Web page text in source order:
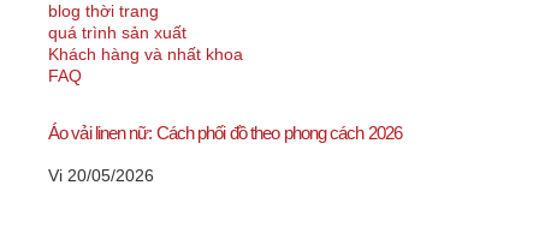
blog thời trang
quá trình sản xuất
Khách hàng và nhất khoa
FAQ
Áo vải linen nữ: Cách phối đồ theo phong cách 2026
Vi 20/05/2026